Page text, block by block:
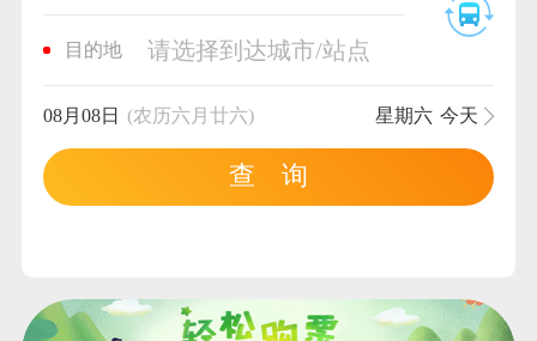
目的地 请选择到达城市/站点
08月08日 (农历六月廿六) 星期六 今天
查 询